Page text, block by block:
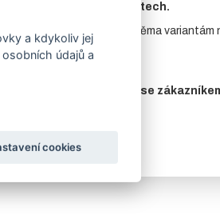
v souvisejících produktech.
ručně. Příslušenství k oběma
předem konzultovány se
a kdykoliv jej
údajů a
cookies